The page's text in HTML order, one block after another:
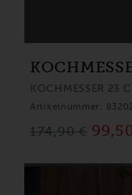
KOCHMESSER 23
Artikelnummer:
174,90 €